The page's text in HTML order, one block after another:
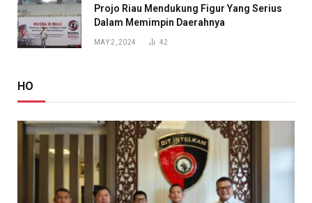
Projo Riau Mendukung Figur Yang Serius
Dalam Memimpin Daerahnya
MAY 2, 2024 42
HO